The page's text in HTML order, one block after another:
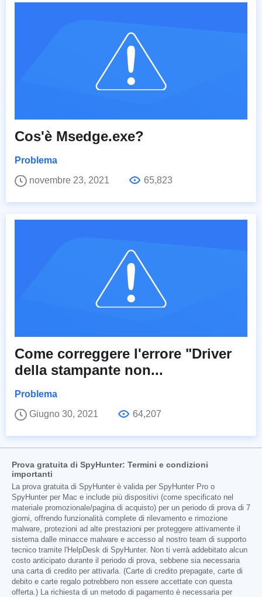
Cos'è Msedge.exe?
Problema
novembre 23, 2021
65,823
Come correggere l'errore "Driver
della stampante non...
Problema
Giugno 30, 2021
64,207
Prova gratuita di SpyHunter: Termini e condizioni
importanti
La prova gratuita di SpyHunter è valida per SpyHunter Pro o
SpyHunter per Mac e include più dispositivi (come specificato nel
materiale promozionale/pagina di acquisto) per un periodo di prova di 7
giorni, offrendo funzionalità complete di rilevamento e rimozione
malware, protezioni ad alte prestazioni per proteggere attivamente il
sistema dalle minacce malware e accesso al nostro team di supporto
tecnico tramite l'HelpDesk di SpyHunter. Non ti verrà addebitato alcun
costo anticipato durante il periodo di prova, sebbene sia necessaria
una carta di credito per attivarla. (Carte di credito prepagate, carte di
debito e carte regalo potrebbero non essere accettate con questa
offerta.) La richiesta di un metodo di pagamento è necessaria per